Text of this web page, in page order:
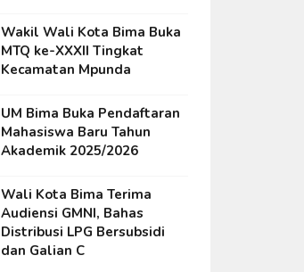
Wakil Wali Kota Bima Buka
MTQ ke-XXXII Tingkat
Kecamatan Mpunda
UM Bima Buka Pendaftaran
Mahasiswa Baru Tahun
Akademik 2025/2026
Wali Kota Bima Terima
Audiensi GMNI, Bahas
Distribusi LPG Bersubsidi
dan Galian C